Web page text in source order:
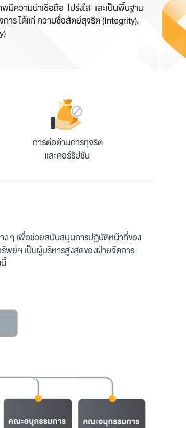
ความน่าเชื่อถือ โปร่งใส และเป็นพื้นฐาน
าร ได้แก่ ความซื่อสัตย์สุจริต (Integrity),
การต่อต้านการทุจริต
และคอร์รัปชัน
ๆ เพื่อช่วยสนับสนุนการปฏิบัติหน้าที่ของ
ย์ฯ เป็นผู้บริหารสูงสุดของฝ่ายจัดการ